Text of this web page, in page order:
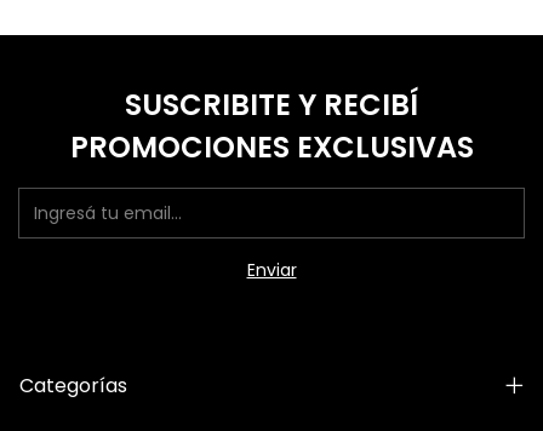
SUSCRIBITE Y RECIBÍ
PROMOCIONES EXCLUSIVAS
Categorías